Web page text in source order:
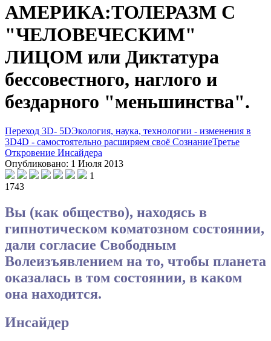
АМЕРИКА:ТОЛЕРАЗМ С
"ЧЕЛОВЕЧЕСКИМ"
ЛИЦОМ или Диктатура
бессовестного, наглого и
бездарного "меньшинства".
Переход 3D- 5DЭкология, наука, технологии - изменения в
3D4D - самостоятельно расширяем своё СознаниеТретье
Откровение Инсайдера
Опубликовано: 1 Июля 2013
1
1743
Вы (как общество), находясь в
гипнотическом коматозном состоянии,
дали согласие Свободным
Волеизъявлением на то, чтобы планета
оказалась в том состоянии, в каком
она находится.
Инсайдер